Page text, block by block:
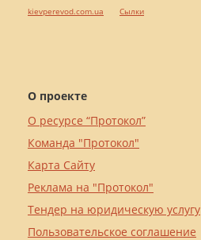
О проекте
О ресурсе “Протокол”
Команда "Протокол"
Карта Сайту
Реклама на "Протокол"
Тендер на юридическую услугу
Пользовательское соглашение
kievperevod.com.ua
Cылки